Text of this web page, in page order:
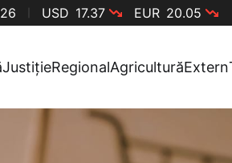
USD 17.37 EUR 20.05
JustițieRegionalAgriculturăExtern